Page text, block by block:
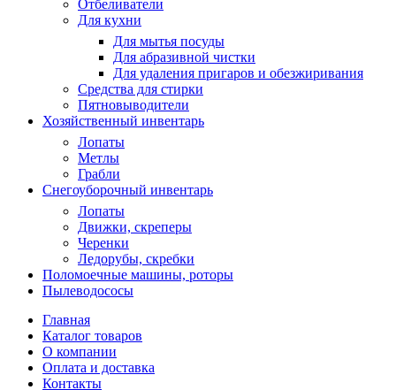
Отбеливатели
Для кухни
Для мытья посуды
Для абразивной чистки
Для удаления пригаров и обезжиривания
Средства для стирки
Пятновыводители
Хозяйственный инвентарь
Лопаты
Метлы
Грабли
Снегоуборочный инвентарь
Лопаты
Движки, скреперы
Черенки
Ледорубы, скребки
Поломоечные машины, роторы
Пылеводососы
Главная
Каталог товаров
О компании
Оплата и доставка
Контакты